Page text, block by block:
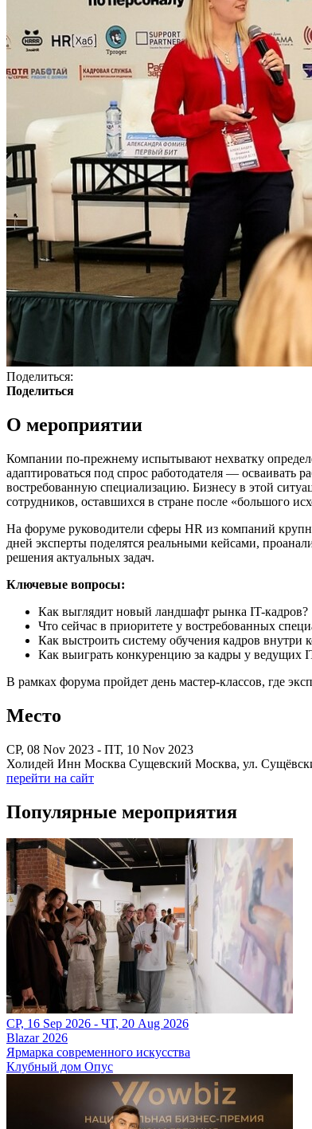
Поделиться:
Поделиться
О мероприятии
Компании по-прежнему испытывают нехватку
адаптироваться под спрос работодателя —
востребованную специализацию. Бизнесу в этой
сотрудников, оставшихся в стране после «большого
На форуме руководители сферы HR из компаний
дней эксперты поделятся реальными кейсами,
решения актуальных задач.
Ключевые вопросы:
Как выглядит новый ландшафт рынка IT-кадров?
Что сейчас в приоритете у востребованных
Как выстроить систему обучения кадров внутри
Как выиграть конкуренцию за кадры у ведущих
В рамках форума пройдет день мастер-классов, где
Место
СР, 08 Nov 2023 - ПТ, 10 Nov 2023
Холидей Инн Москва Сущевский Москва, ул.
перейти на сайт
Популярные мероприятия
СР, 16 Sep 2026 - ЧТ, 20 Aug 2026
Blazar 2026
Ярмарка современного искусства
Клубный дом Опус